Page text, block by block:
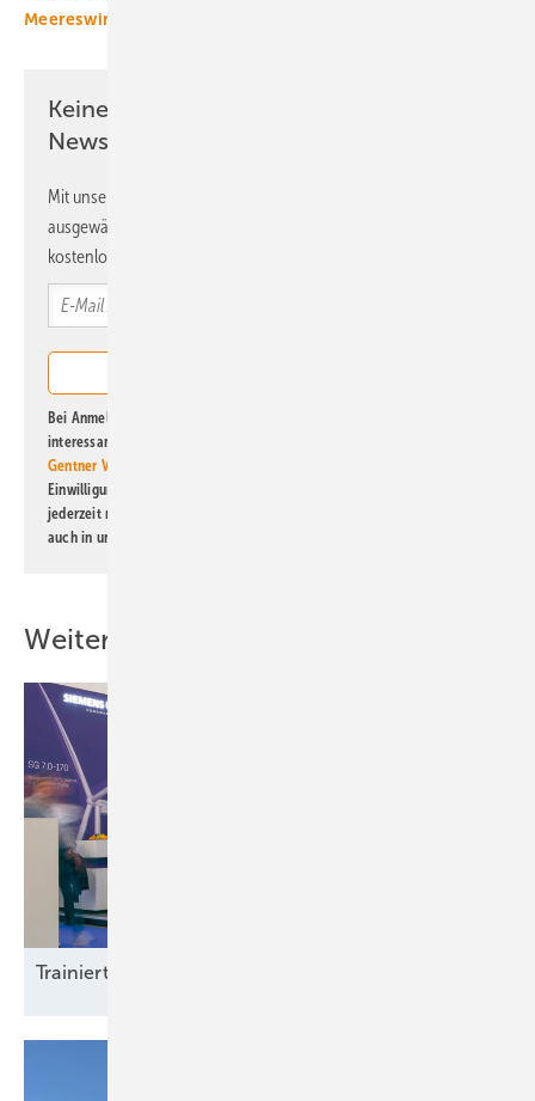
Meereswindkraft
Keine Zeit? Kein Problem mit dem ERE
Newsletter!
Mit unserem Newsletter erhalten Sie regelmäßig von uns
ausgewählte Informationen und Neuigkeiten, gebündelt und
kostenlos direkt ins Postfach.
Bei Anmeldung zu diesem Newsletter bin ich damit einverstanden, über
interessante Verlags- und Online-Angebote
Gentner Verlag GmbH & Co. KG
Einwilligung kann ich jederzeit widerrufen und eine Abmeldung ist
jederzeit möglich. Informationen zum Umgang mit Daten finden Sie
auch in unserer
Weitere Inhalte
Trainierte